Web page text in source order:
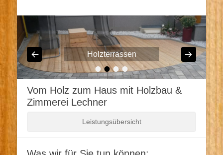
••••
Holzterrassen
Veröffentlicht am:nach
webadmin_hbml
Vom Holz zum Haus mit Holzbau &
Zimmerei Lechner
Leistungsübersicht